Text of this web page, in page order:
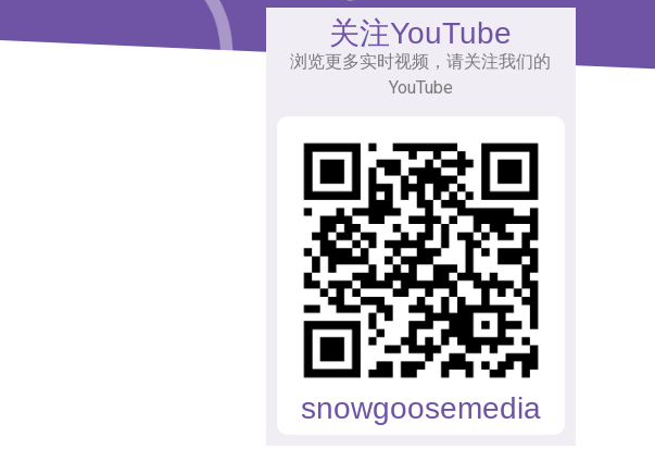
关注YouTube
浏览更多实时视频，请关注我们的
YouTube
snowgoosemedia